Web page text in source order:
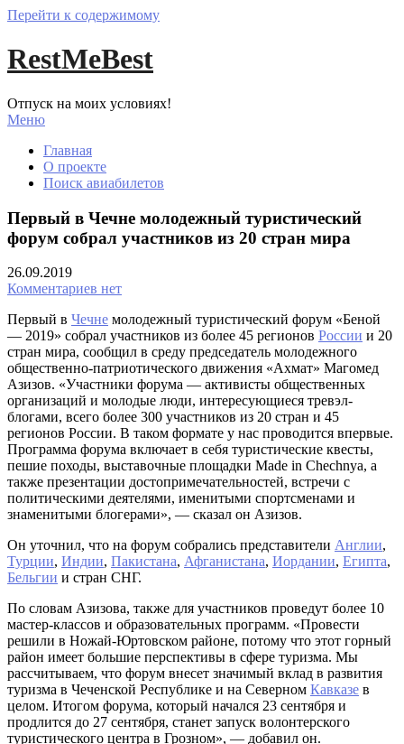
Перейти к содержимому
RestMeBest
Отпуск на моих условиях!
Меню
Главная
О проекте
Поиск авиабилетов
Первый в Чечне молодежный туристический
форум собрал участников из 20 стран мира
26.09.2019
Комментариев нет
Первый в Чечне молодежный туристический форум «Беной
— 2019» собрал участников из более 45 регионов России и 20
стран мира, сообщил в среду председатель молодежного
общественно-патриотического движения «Ахмат» Магомед
Азизов. «Участники форума — активисты общественных
организаций и молодые люди, интересующиеся тревэл-
блогами, всего более 300 участников из 20 стран и 45
регионов России. В таком формате у нас проводится впервые.
Программа форума включает в себя туристические квесты,
пешие походы, выставочные площадки Made in Chechnya, а
также презентации достопримечательностей, встречи с
политическими деятелями, именитыми спортсменами и
знаменитыми блогерами», — сказал он Азизов.
Он уточнил, что на форум собрались представители Англии,
Турции, Индии, Пакистана, Афганистана, Иордании, Египта,
Бельгии и стран СНГ.
По словам Азизова, также для участников проведут более 10
мастер-классов и образовательных программ. «Провести
решили в Ножай-Юртовском районе, потому что этот горный
район имеет большие перспективы в сфере туризма. Мы
рассчитываем, что форум внесет значимый вклад в развития
туризма в Чеченской Республике и на Северном Кавказе в
целом. Итогом форума, который начался 23 сентября и
продлится до 27 сентября, станет запуск волонтерского
туристического центра в Грозном», — добавил он.